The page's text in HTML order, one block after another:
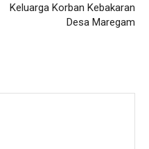
Keluarga Korban Kebakaran
Desa Maregam